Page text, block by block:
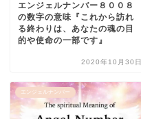
エンジェルナンバー８００８
の数字の意味『これから訪れ
る終わりは、あなたの魂の目
的や使命の一部です』
2020年10月30日
エンジェルナンバー